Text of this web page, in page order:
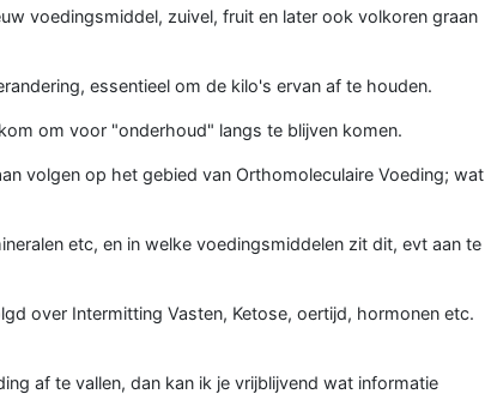
voedingsmiddel, zuivel, fruit en later ook volkoren graan
essentieel om de kilo's ervan af te houden.
om voor "onderhoud" langs te blijven komen.
volgen op het gebied van Orthomoleculaire Voeding; wat
etc, en in welke voedingsmiddelen zit dit, evt aan te
over Intermitting Vasten, Ketose, oertijd, hormonen etc.
af te vallen, dan kan ik je vrijblijvend wat informatie